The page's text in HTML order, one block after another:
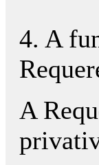
4. A
A